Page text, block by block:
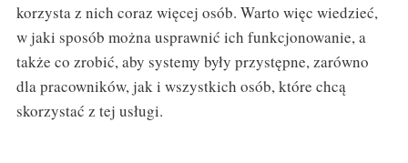
korzysta z nich coraz więcej osób. Warto więc wiedzieć,
w jaki sposób można usprawnić ich funkcjonowanie, a
także co zrobić, aby systemy były przystępne, zarówno
dla pracowników, jak i wszystkich osób, które chcą
skorzystać z tej usługi.